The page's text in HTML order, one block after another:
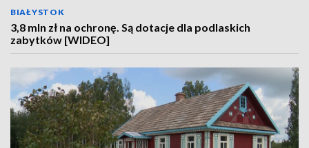
BIAŁYSTOK
3,8 mln zł na ochronę. Są dotacje dla podlaskich
zabytków [WIDEO]